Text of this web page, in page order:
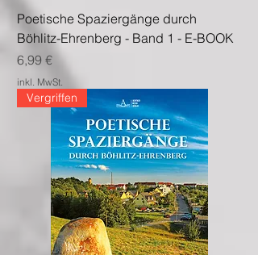
Poetische Spaziergänge durch
Böhlitz-Ehrenberg - Band 1 - E-BOOK
Preis
6,99 €
inkl. MwSt.
Vergriffen